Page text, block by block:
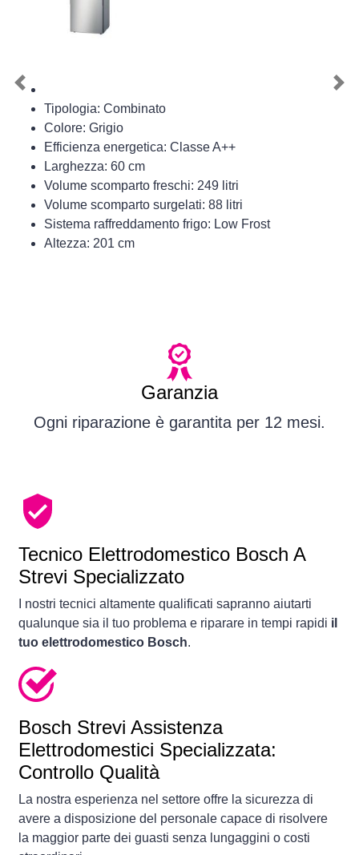
Tipologia: Combinato
Colore: Grigio
Efficienza energetica: Classe A++
Larghezza: 60 cm
Volume scomparto freschi: 249 litri
Volume scomparto surgelati: 88 litri
Sistema raffreddamento frigo: Low Frost
Altezza: 201 cm
Previous
Garanzia
Ogni riparazione è garantita per 12 mesi.
Tecnico Elettrodomestico Bosch A
Strevi Specializzato
I nostri tecnici altamente qualificati sapranno aiutarti
qualunque sia il tuo problema e riparare in tempi rapidi il
tuo elettrodomestico Bosch.
Bosch Strevi Assistenza
Elettrodomestici Specializzata:
Controllo Qualità
La nostra esperienza nel settore offre la sicurezza di
avere a disposizione del personale capace di risolvere
la maggior parte dei guasti senza lungaggini o costi